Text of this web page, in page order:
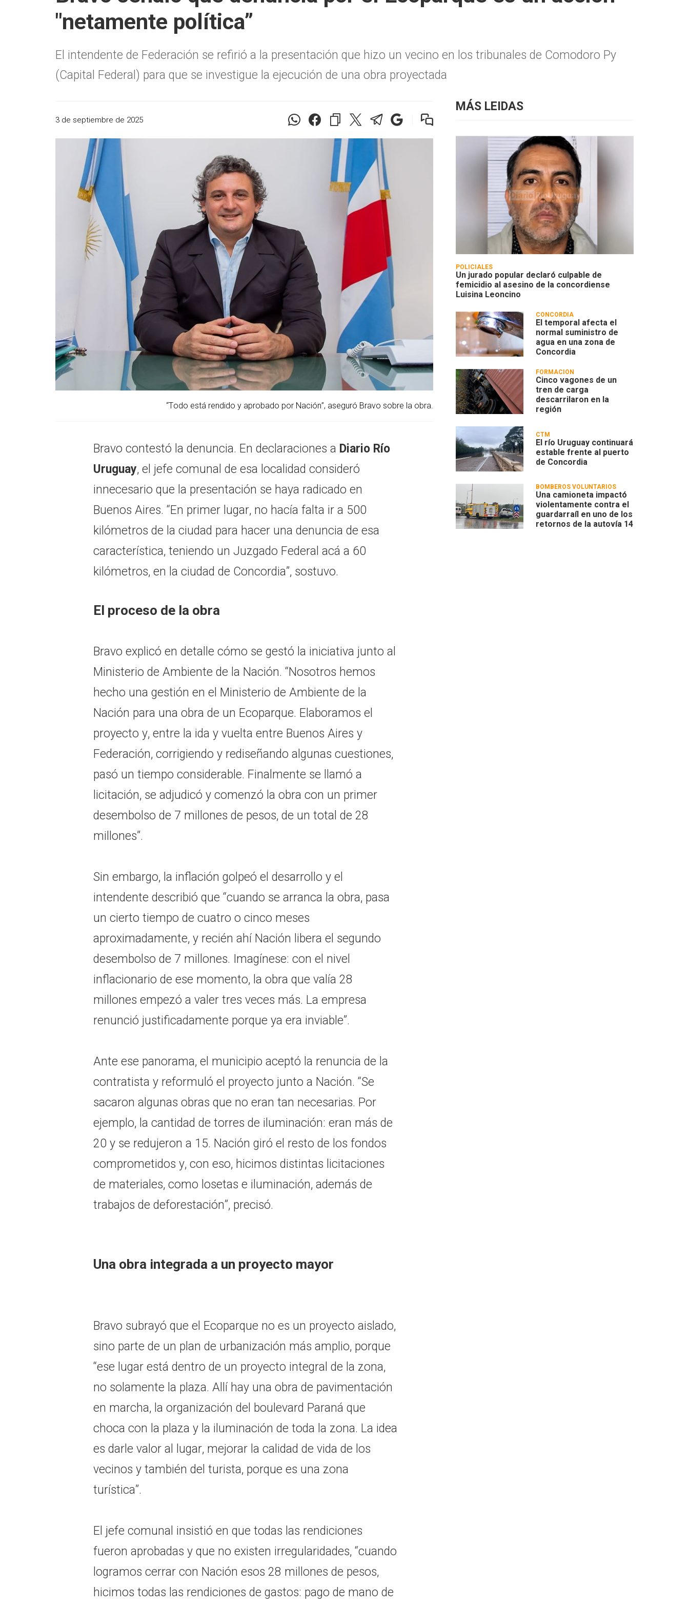
"netamente política”
El intendente de Federación se refirió a la presentación que hizo un vecino en los tribunales de Comodoro Py
(Capital Federal) para que se investigue la ejecución de una obra proyectada
3 de septiembre de 2025
“Todo está rendido y aprobado por Nación”, aseguró Bravo sobre la obra.
Bravo contestó la denuncia. En declaraciones a Diario Río
Uruguay, el jefe comunal de esa localidad consideró
innecesario que la presentación se haya radicado en
Buenos Aires. “En primer lugar, no hacía falta ir a 500
kilómetros de la ciudad para hacer una denuncia de esa
característica, teniendo un Juzgado Federal acá a 60
kilómetros, en la ciudad de Concordia”, sostuvo.
El proceso de la obra
Bravo explicó en detalle cómo se gestó la iniciativa junto al
Ministerio de Ambiente de la Nación. “Nosotros hemos
hecho una gestión en el Ministerio de Ambiente de la
Nación para una obra de un Ecoparque. Elaboramos el
proyecto y, entre la ida y vuelta entre Buenos Aires y
Federación, corrigiendo y rediseñando algunas cuestiones,
pasó un tiempo considerable. Finalmente se llamó a
licitación, se adjudicó y comenzó la obra con un primer
desembolso de 7 millones de pesos, de un total de 28
millones”.
Sin embargo, la inflación golpeó el desarrollo y el
intendente describió que “cuando se arranca la obra, pasa
un cierto tiempo de cuatro o cinco meses
aproximadamente, y recién ahí Nación libera el segundo
desembolso de 7 millones. Imagínese: con el nivel
inflacionario de ese momento, la obra que valía 28
millones empezó a valer tres veces más. La empresa
renunció justificadamente porque ya era inviable”.
Ante ese panorama, el municipio aceptó la renuncia de la
contratista y reformuló el proyecto junto a Nación. “Se
sacaron algunas obras que no eran tan necesarias. Por
ejemplo, la cantidad de torres de iluminación: eran más de
20 y se redujeron a 15. Nación giró el resto de los fondos
comprometidos y, con eso, hicimos distintas licitaciones
de materiales, como losetas e iluminación, además de
trabajos de deforestación”, precisó.
Una obra integrada a un proyecto mayor
Bravo subrayó que el Ecoparque no es un proyecto aislado,
sino parte de un plan de urbanización más amplio, porque
“ese lugar está dentro de un proyecto integral de la zona,
no solamente la plaza. Allí hay una obra de pavimentación
en marcha, la organización del boulevard Paraná que
choca con la plaza y la iluminación de toda la zona. La idea
es darle valor al lugar, mejorar la calidad de vida de los
vecinos y también del turista, porque es una zona
turística”.
El jefe comunal insistió en que todas las rendiciones
fueron aprobadas y que no existen irregularidades, “cuando
logramos cerrar con Nación esos 28 millones de pesos,
hicimos todas las rendiciones de gastos: pago de mano de
MÁS LEIDAS
POLICIALES
Un jurado popular declaró culpable de
femicidio al asesino de la concordiense
Luisina Leoncino
CONCORDIA
El temporal afecta el
normal suministro de
agua en una zona de
Concordia
FORMACIÓN
Cinco vagones de un
tren de carga
descarrilaron en la
región
CTM
El río Uruguay continuará
estable frente al puerto
de Concordia
BOMBEROS VOLUNTARIOS
Una camioneta impactó
violentamente contra el
guardarraíl en uno de los
retornos de la autovía 14